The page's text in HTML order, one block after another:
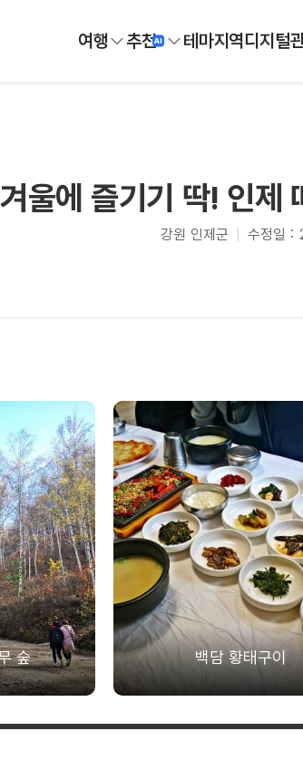
여행 추천 테마지역디지털
울에 즐기기 딱! 인제
강원 인제군 수정일 :
숲 백담 황태구이